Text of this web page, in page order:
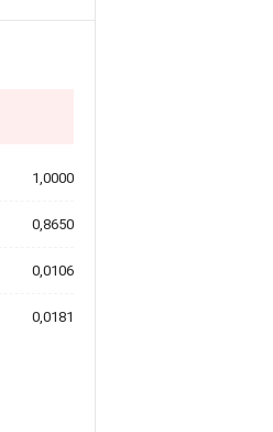
1,0000
0,8650
0,0106
0,0181